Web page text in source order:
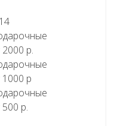
р.
1000 р
р.